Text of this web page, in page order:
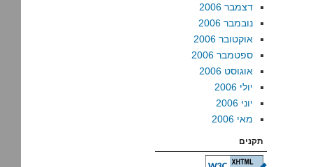
דצמבר 2006
נובמבר 2006
אוקטובר 2006
ספטמבר 2006
אוגוסט 2006
יולי 2006
יוני 2006
מאי 2006
תקנים